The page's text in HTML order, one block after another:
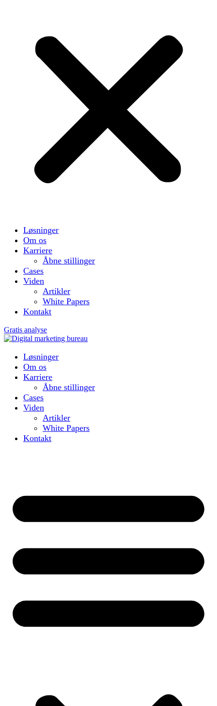
Løsninger
Om os
Karriere
Åbne stillinger
Cases
Viden
Artikler
White Papers
Kontakt
Gratis analyse
Løsninger
Om os
Karriere
Åbne stillinger
Cases
Viden
Artikler
White Papers
Kontakt